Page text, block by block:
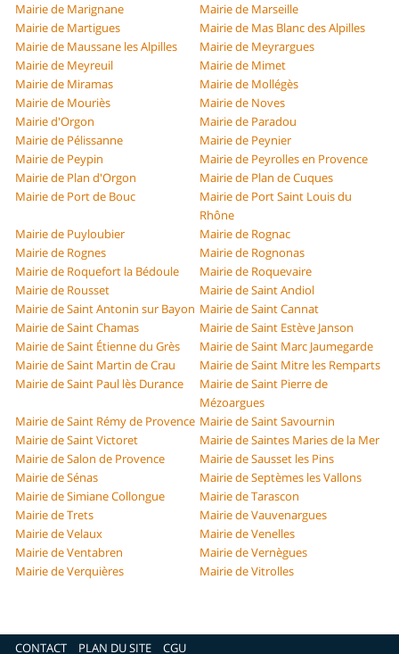
Mairie de Marignane
Mairie de Marseille
Mairie de Martigues
Mairie de Mas Blanc des Alpilles
Mairie de Maussane les Alpilles
Mairie de Meyrargues
Mairie de Meyreuil
Mairie de Mimet
Mairie de Miramas
Mairie de Mollégès
Mairie de Mouriès
Mairie de Noves
Mairie d'Orgon
Mairie de Paradou
Mairie de Pélissanne
Mairie de Peynier
Mairie de Peypin
Mairie de Peyrolles en Provence
Mairie de Plan d'Orgon
Mairie de Plan de Cuques
Mairie de Port de Bouc
Mairie de Port Saint Louis du
Rhône
Mairie de Puyloubier
Mairie de Rognac
Mairie de Rognes
Mairie de Rognonas
Mairie de Roquefort la Bédoule
Mairie de Roquevaire
Mairie de Rousset
Mairie de Saint Andiol
Mairie de Saint Antonin sur Bayon Mairie de Saint Cannat
Mairie de Saint Chamas
Mairie de Saint Estève Janson
Mairie de Saint Étienne du Grès
Mairie de Saint Marc Jaumegarde
Mairie de Saint Martin de Crau
Mairie de Saint Mitre les Remparts
Mairie de Saint Paul lès Durance
Mairie de Saint Pierre de
Mézoargues
Mairie de Saint Rémy de Provence Mairie de Saint Savournin
Mairie de Saint Victoret
Mairie de Saintes Maries de la Mer
Mairie de Salon de Provence
Mairie de Sausset les Pins
Mairie de Sénas
Mairie de Septèmes les Vallons
Mairie de Simiane Collongue
Mairie de Tarascon
Mairie de Trets
Mairie de Vauvenargues
Mairie de Velaux
Mairie de Venelles
Mairie de Ventabren
Mairie de Vernègues
Mairie de Verquières
Mairie de Vitrolles
CONTACT PLAN DU SITE CGU